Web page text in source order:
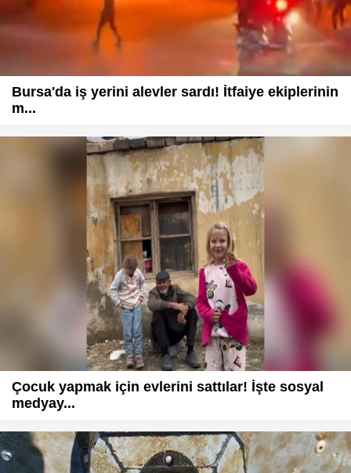
Bursa'da iş yerini alevler sardı! İtfaiye ekiplerinin
m...
Çocuk yapmak için evlerini sattılar! İşte sosyal
medyay...